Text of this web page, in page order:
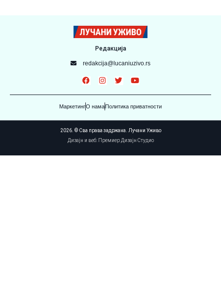
Редакција
redakcija@lucaniuzivo.rs
МаркетингО намаПолитика приватности
2026. © Сва права задржана. Лучани Уживо
Дизајн и веб: Премиер Дизајн Студио